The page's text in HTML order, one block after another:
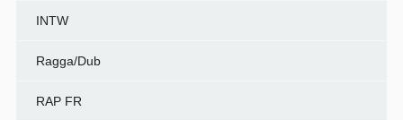
INTW
Ragga/Dub
RAP FR